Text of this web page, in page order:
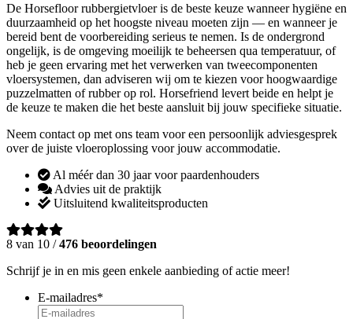
De Horsefloor rubbergietvloer is de beste keuze wanneer hygiëne en
duurzaamheid op het hoogste niveau moeten zijn — en wanneer je
bereid bent de voorbereiding serieus te nemen. Is de ondergrond
ongelijk, is de omgeving moeilijk te beheersen qua temperatuur, of
heb je geen ervaring met het verwerken van tweecomponenten
vloersystemen, dan adviseren wij om te kiezen voor hoogwaardige
puzzelmatten of rubber op rol. Horsefriend levert beide en helpt je
de keuze te maken die het beste aansluit bij jouw specifieke situatie.
Neem contact op met ons team voor een persoonlijk adviesgesprek
over de juiste vloeroplossing voor jouw accommodatie.
Al méér dan 30 jaar voor paardenhouders
Advies uit de praktijk
Uitsluitend kwaliteitsproducten
8 van 10 /476 beoordelingen
Schrijf je in en mis geen enkele aanbieding of actie meer!
E-mailadres*